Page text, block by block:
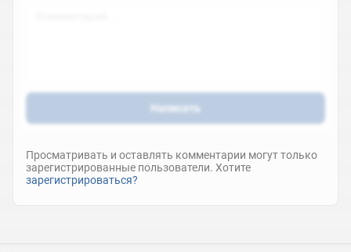
Написать
Просматривать и оставлять комментарии могут только
зарегистрированные пользователи. Хотите
зарегистрироваться?